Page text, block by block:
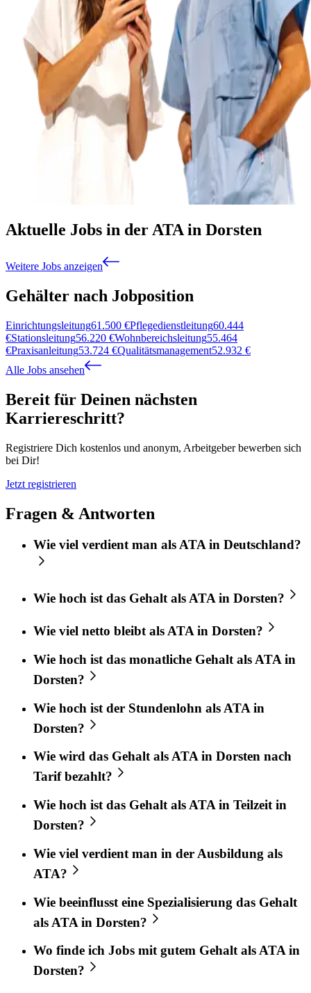
Aktuelle Jobs in der ATA in Dorsten
Weitere Jobs anzeigen
Gehälter nach Jobposition
Einrichtungsleitung61.500 €Pflegedienstleitung60.444
€Stationsleitung56.220 €Wohnbereichsleitung55.464
€Praxisanleitung53.724 €Qualitätsmanagement52.932 €
Alle Jobs ansehen
Bereit für Deinen nächsten
Karriereschritt?
Registriere Dich kostenlos und anonym, Arbeitgeber bewerben sich
bei Dir!
Jetzt registrieren
Fragen & Antworten
Wie viel verdient man als ATA in Deutschland?
Wie hoch ist das Gehalt als ATA in Dorsten?
Wie viel netto bleibt als ATA in Dorsten?
Wie hoch ist das monatliche Gehalt als ATA in
Dorsten?
Wie hoch ist der Stundenlohn als ATA in
Dorsten?
Wie wird das Gehalt als ATA in Dorsten nach
Tarif bezahlt?
Wie hoch ist das Gehalt als ATA in Teilzeit in
Dorsten?
Wie viel verdient man in der Ausbildung als
ATA?
Wie beeinflusst eine Spezialisierung das Gehalt
als ATA in Dorsten?
Wo finde ich Jobs mit gutem Gehalt als ATA in
Dorsten?